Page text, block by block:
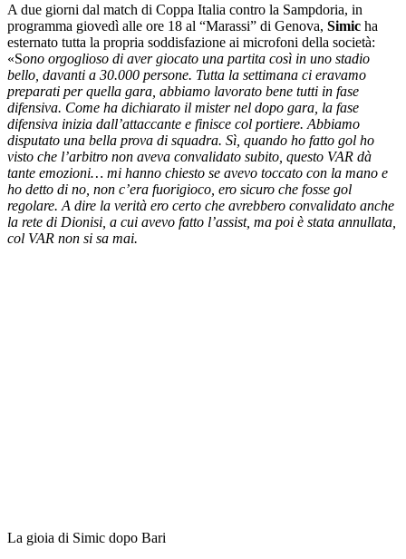
A due giorni dal match di Coppa Italia contro la Sampdoria, in
programma giovedì alle ore 18 al “Marassi” di Genova, Simic ha
esternato tutta la propria soddisfazione ai microfoni della società:
«Sono orgoglioso di aver giocato una partita così in uno stadio
bello, davanti a 30.000 persone. Tutta la settimana ci eravamo
preparati per quella gara, abbiamo lavorato bene tutti in fase
difensiva. Come ha dichiarato il mister nel dopo gara, la fase
difensiva inizia dall’attaccante e finisce col portiere. Abbiamo
disputato una bella prova di squadra. Sì, quando ho fatto gol ho
visto che l’arbitro non aveva convalidato subito, questo VAR dà
tante emozioni… mi hanno chiesto se avevo toccato con la mano e
ho detto di no, non c’era fuorigioco, ero sicuro che fosse gol
regolare. A dire la verità ero certo che avrebbero convalidato anche
la rete di Dionisi, a cui avevo fatto l’assist, ma poi è stata annullata,
col VAR non si sa mai.
La gioia di Simic dopo Bari